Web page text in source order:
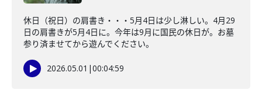
休日（祝日）の肩書き・・・5月4日は少し淋しい。4月29
日の肩書きが5月4日に。今年は9月に国民の休日が。お墓
参り済ませてから遊んでください。
2026.05.01 |00:04:59